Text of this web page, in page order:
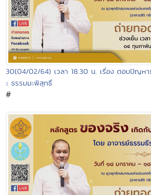
30(04/02/64) เวลา 18.30 น. เรื่อง ตอบปัญหา
ะ ธรรมมะพิสุทธิ์
#